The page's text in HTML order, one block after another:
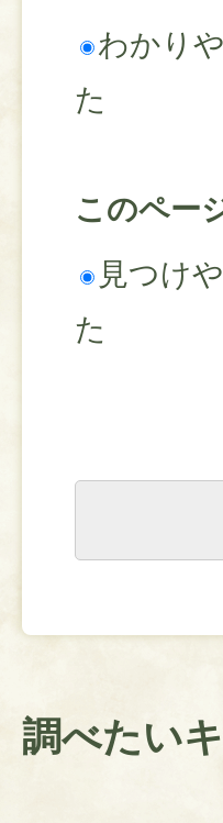
わかり
た
このペー
見つけ
た
調べたい